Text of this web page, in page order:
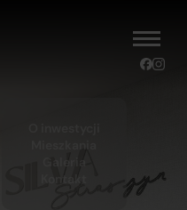
Galeria
Kontakt